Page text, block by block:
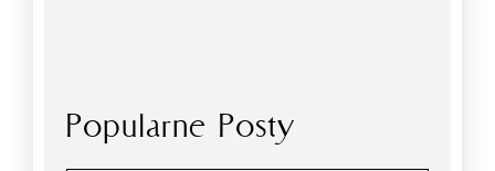
Popularne Posty